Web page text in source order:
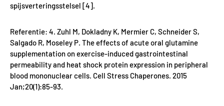
spijsverteringsstelsel [4].
Referentie: 4. Zuhl M, Dokladny K, Mermier C, Schneider S,
Salgado R, Moseley P. The effects of acute oral glutamine
supplementation on exercise-induced gastrointestinal
permeability and heat shock protein expression in peripheral
blood mononuclear cells. Cell Stress Chaperones. 2015
Jan;20(1):85-93.